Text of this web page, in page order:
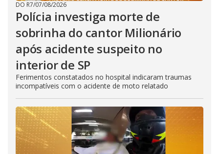
DO R7/07/08/2026
Polícia investiga morte de
sobrinha do cantor Milionário
após acidente suspeito no
interior de SP
Ferimentos constatados no hospital indicaram traumas
incompatíveis com o acidente de moto relatado